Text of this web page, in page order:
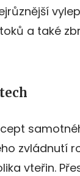
a také
zvládnutí
vteřin.